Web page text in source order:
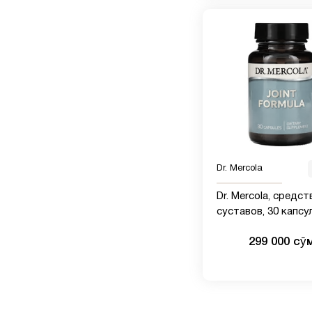
Dr. Mercola
Dr. Mercola,
суставов, 30
299 000